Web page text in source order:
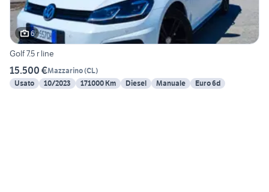
6
Golf 7.5 r line
15.500 €Mazzarino(CL)
Usato
10/2023 171000 Km Diesel Manuale Euro 6d